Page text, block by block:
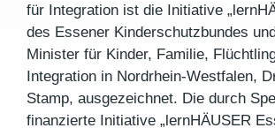
für Integration ist die Initiative
des Essener Kinderschutzbundes
Minister für Kinder, Familie,
Integration in Nordrhein-Westfalen,
Stamp, ausgezeichnet. Die durch
finanzierte Initiative „lernHÄUSER